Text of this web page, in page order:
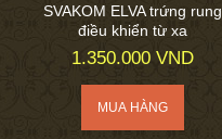
SVAKOM ELVA trứng rung
điều khiển từ xa
1.350.000 VND